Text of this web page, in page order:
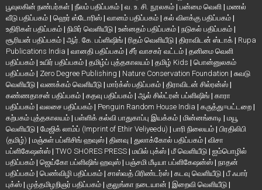
பூவுலகின் நண்பர்கள் | நீலம் பதிப்பகம் | வ. உ. சி. நூலகம் | பன்மை வெளி | மணல்
வீடு பதிப்பகம் | ஹெர் ஸ்டோரிஸ் | வானம் பதிப்பகம் | கல் விளக்கு பதிப்பகம் |
உதிரிகள் பதிப்பகம் | நிமிர் வெளியீடு | உன்னதம் பதிப்பகம் | நடுகல் பதிப்பகம் |
சூரியன் பதிப்பகம் | ஆர். கே. பப்ளிஷிங் | ரிதம் வெளியீடு | திராவிடன் ஸ்டாக் | Rupa
Publications India | வானதி பதிப்பகம் | சீர் வாசகர் வட்டம் | தனிமை வெளி
பதிப்பகம் | உயிர் பதிப்பகம் | தமிழ்ப் புத்தகாலயம் | தமிழ் Kids | பொன்னுலகம்
பதிப்பகம் | Zero Degree Publishing | Nature Conservation Foundation | சுவடு
வெளியீடு | வணக்கம் வெளியீடு | மார்க்ஸ் பதிப்பகம் | திராவிடன் சில்ரன்ஸ் |
கண்ணதாசன் பதிப்பகம் | கதவு பதிப்பகம் | ஆல் சில்ட்ரன் பப்ளிஷிங் | காரா
பதிப்பகம் | வலசை பதிப்பகம் | Penguin Random House India | கருத்து=பட்டறை |
கற்பகம் புத்தகாலயம் | பள்ளிக் கல்வி பாதுகாப்பு இயக்கம் | மின்னங்காடி | மயூ
வெளியீடு | மேஜிக் லாம்ப் (Imprint of Ethir Veliyeedu) | பாரி நிலையம் | பிரதிலிபி
(தமிழ்) | மஞ்சுள் பப்ளிசிங் ஹவுஸ் | தினவு | துலாக்கோல் பதிப்பகம் | விசா
பப்ளிகேஷன்ஸ் | TWO SHORES PRESS | மயில் புக்ஸ் | மீ வெளியீடு | ஐம்பொழில்
பதிப்பகம் | ஜெய்கோ பப்ளிஷிங் ஹவுஸ் | பஞ்சமி மீடியா பப்ளிகேஷன்ஸ் | நாதன்
பதிப்பகம் | பெண்விழி பதிப்பகம் | சாஸ்வத் பிரிண்டர்ஸ் | கடவு வெளியீடு | பீ ஃபார்
புக்ஸ் | முத்தமிழறிஞர் பதிப்பகம் | குலுங்கா நடையான் | இறைவி வெளியீடு |